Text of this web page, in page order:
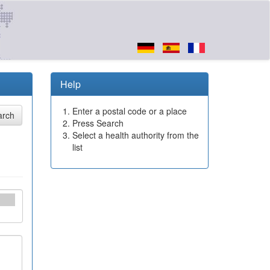
Help
Enter a postal code or a place
Press Search
Select a health authority from the
list